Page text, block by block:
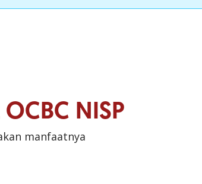
NISP
manfaatnya